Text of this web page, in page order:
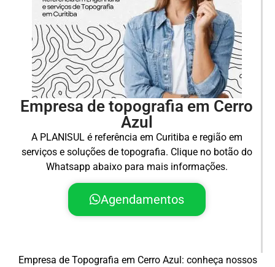
Empresa de topografia em Cerro
Azul
A PLANISUL é referência em Curitiba e região em
serviços e soluções de topografia. Clique no botão do
Whatsapp abaixo para mais informações.
Agendamentos
Empresa de Topografia em Cerro Azul: conheça nossos